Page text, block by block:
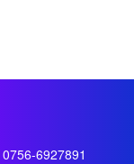
0756-6927891